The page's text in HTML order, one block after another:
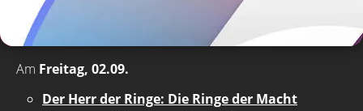
Am Freitag, 02.09.
Der Herr der Ringe: Die Ringe der Macht